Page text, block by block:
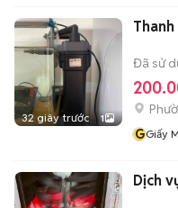
32 giây trước 1
Đã sử
GGiấy
Dịch